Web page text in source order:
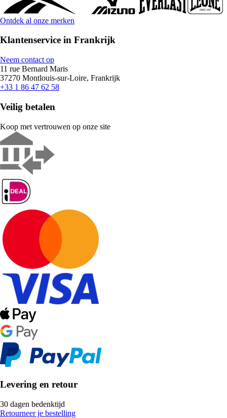
Ontdek al onze merken
Klantenservice in Frankrijk
Neem contact op
11 rue Bernard Maris
37270 Montlouis-sur-Loire, Frankrijk
+33 1 86 47 62 58
Veilig betalen
Koop met vertrouwen op onze site
Levering en retour
30 dagen bedenktijd
Retourneer je bestelling